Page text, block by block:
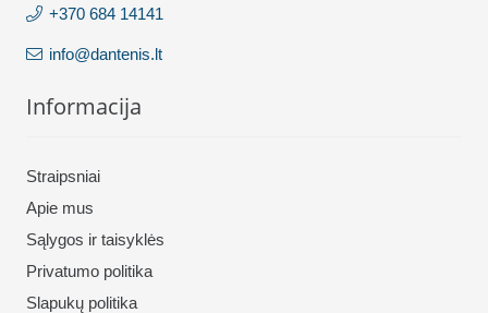
+370 684 14141
info@dantenis.lt
Informacija
Straipsniai
Apie mus
Sąlygos ir taisyklės
Privatumo politika
Slapukų politika